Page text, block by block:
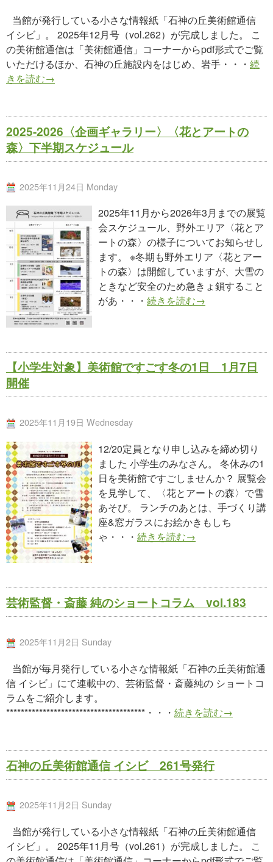
当館が発行している小さな情報紙「石神の丘美術館通信
イシビ」。 2025年12月号（vol.262）が完成しました。 こ
の美術館通信は「美術館通信」コーナーからpdf形式でご覧
いただけるほか、石神の丘施設内をはじめ、岩手・・・ 続
きを読む→
2025-2026〈企画ギャラリー〉〈花とアートの
森〉下半期スケジュール
2025年11月24日 Monday
2025年11月から2026年3月までの展覧
会スケジュール、野外エリア〈花とア
ートの森〉の様子についてお知らせし
ます。 ※冬期も野外エリア〈花とアー
トの森〉は開館していますが、大雪の
ときなど安全のため急きょ鎖すること
があ・・・ 続きを読む→
【小学生対象】美術館ですごす冬の1日 1月7日
開催
2025年11月19日 Wednesday
12/20定員となり申し込みを締め切り
ました 小学生のみなさん。 冬休みの1
日を美術館ですごしませんか？ 展覧会
を見学して、〈花とアートの森〉で雪
あそび。 ランチのあとは、手づくり講
座&窓ガラスにお絵かきもしち
ゃ・・・ 続きを読む→
芸術監督・斎藤 純のショートコラム vol.183
2025年11月2日 Sunday
当館が毎月発行している小さな情報紙「石神の丘美術館通
信 イシビ」にて連載中の、芸術監督・斎藤純の ショートコ
ラムをご紹介します。
**************************************・・・ 続きを読む→
石神の丘美術館通信 イシビ 261号発行
2025年11月2日 Sunday
当館が発行している小さな情報紙「石神の丘美術館通信
イシビ」。 2025年11月号（vol.261）が完成しました。 こ